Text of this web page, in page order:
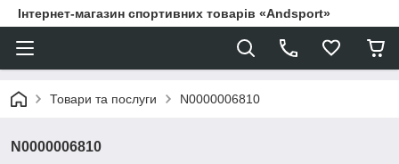
Інтернет-магазин спортивних товарів «Andsport»
Товари та послуги N0000006810
N0000006810